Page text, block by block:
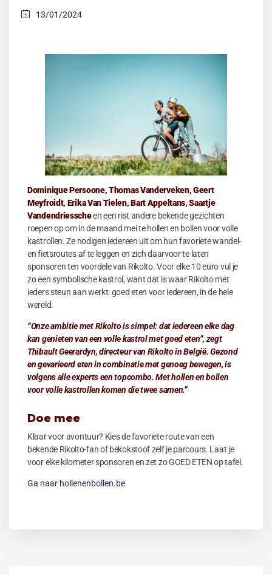
13/01/2024
Dominique Persoone, Thomas Vanderveken, Geert
Meyfroidt, Erika Van Tielen, Bart Appeltans, Saartje
Vandendriesscheen een rist andere bekende gezichten
roepen op om in de maand mei te hollen en bollen voor volle
kastrollen. Ze nodigen iedereen uit om hun favoriete wandel-
en fietsroutes af te leggen en zich daarvoor te laten
sponsoren ten voordele van Rikolto. Voor elke 10 euro vul je
zo een symbolische kastrol, want dat is waar Rikolto met
ieders steun aan werkt: goed eten voor iedereen, in de hele
wereld.
“Onze ambitie met Rikolto is simpel: dat iedereen elke dag
kan genieten van een volle kastrol met goed eten”, zegt
Thibault Geerardyn, directeur van Rikolto in België. Gezond
en gevarieerd eten in combinatie met genoeg bewegen, is
volgens alle experts een topcombo. Met hollen en bollen
voor volle kastrollen komen die twee samen.”
Doe mee
Klaar voor avontuur? Kies de favoriete route van een
bekende Rikolto-fan of bekokstoof zelf je parcours. Laat je
voor elke kilometer sponsoren en zet zo GOED ETEN op tafel.
Ga naar hollenenbollen.be